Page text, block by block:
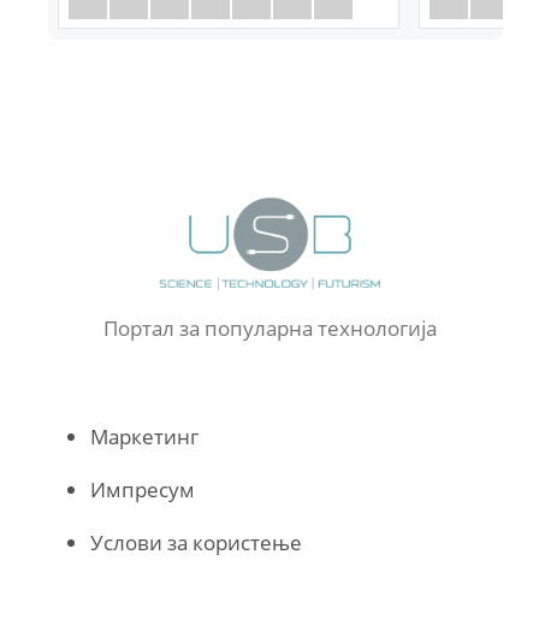
Портал за популарна технологија
Маркетинг
Импресум
Услови за користење